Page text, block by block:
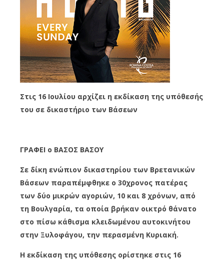
Στις 16 Ιουλίου αρχίζει η εκδίκαση της υπόθεσής
του σε δικαστήριο των Βάσεων
ΓΡΑΦΕΙ ο ΒΑΣΟΣ ΒΑΣΟΥ
Σε δίκη ενώπιον δικαστηρίου των Βρετανικών
Βάσεων παραπέμφθηκε ο 30χρονος πατέρας
των δύο μικρών αγοριών, 10 και 8 χρόνων, από
τη Βουλγαρία, τα οποία βρήκαν οικτρό θάνατο
στο πίσω κάθισμα κλειδωμένου αυτοκινήτου
στην Ξυλοφάγου, την περασμένη Κυριακή.
Η εκδίκαση της υπόθεσης ορίστηκε στις 16